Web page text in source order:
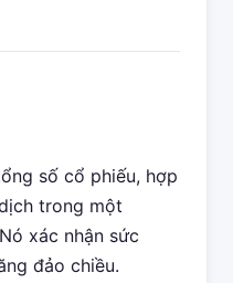
số cổ phiếu, hợp
trong một
xác nhận sức
đảo chiều.